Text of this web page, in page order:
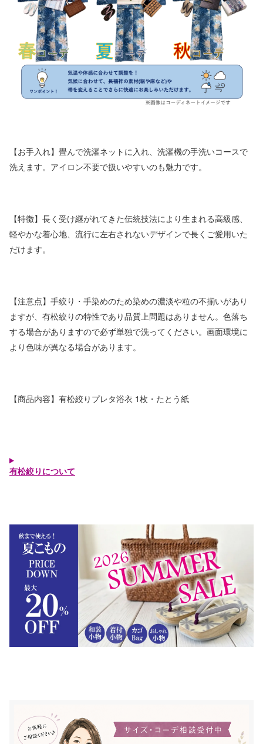
【お手入れ】畳んで洗濯ネットに入れ、洗濯機の手洗いコースで
洗えます。アイロン不要で扱いやすいのも魅力です。
【特徴】長く受け継がれてきた伝統技法により生まれる高級感、
軽やかな着心地、流行に左右されないデザインで長くご愛用いた
だけます。
【注意点】手絞り・手染めのため染めの濃淡や粒の不揃いがあり
ますが、有松絞りの特性であり品質上問題はありません。色落ち
する場合がありますので必ず単独で洗ってください。画面環境に
より色味が異なる場合があります。
【商品内容】有松絞りプレタ浴衣 1枚・たとう紙
有松絞りについて